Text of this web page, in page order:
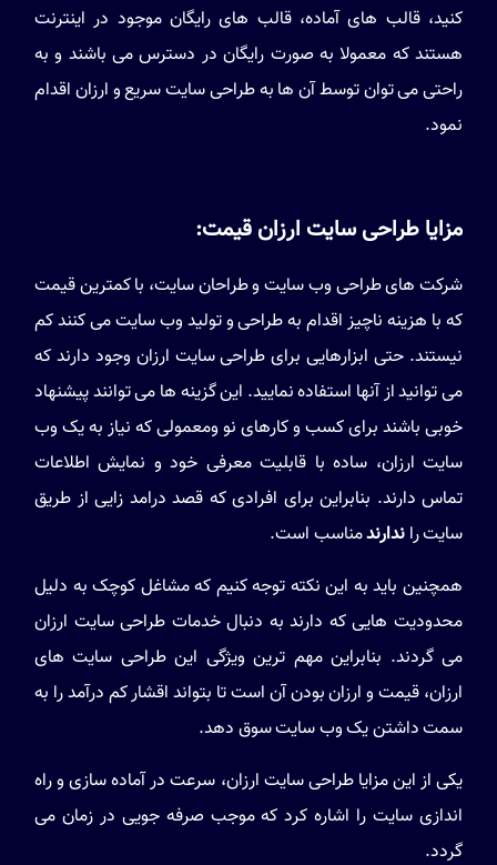
کنید، قالب های آماده، قالب های رایگان موجود در اینترنت
هستند که معمولا به صورت رایگان در دسترس می باشند و به
راحتی می توان توسط آن ها به طراحی سایت سریع و ارزان اقدام
نمود.
مزایا طراحی سایت ارزان قیمت:
شرکت های طراحی وب سایت و طراحان سایت، با کمترین قیمت
که با هزینه ناچیز اقدام به طراحی و تولید وب سایت می کنند کم
نیستند. حتی ابزارهایی برای طراحی سایت ارزان وجود دارند که
می توانید از آنها استفاده نمایید. این گزینه ها می توانند پیشنهاد
خوبی باشند برای کسب و کارهای نو ومعمولی که نیاز به یک وب
سایت ارزان، ساده با قابلیت معرفی خود و نمایش اطلاعات
تماس دارند. بنابراین برای افرادی که قصد درامد زایی از طریق
سایت را ندارندمناسب است.
همچنین باید به این نکته توجه کنیم که مشاغل کوچک به دلیل
محدودیت هایی که دارند به دنبال خدمات طراحی سایت ارزان
می گردند. بنابراین مهم ترین ویژگی این طراحی سایت های
ارزان، قیمت و ارزان بودن آن است تا بتواند اقشار کم درآمد را به
سمت داشتن یک وب سایت سوق دهد.
یکی از این مزایا طراحی سایت ارزان، سرعت در آماده سازی و راه
اندازی سایت را اشاره کرد که موجب صرفه جویی در زمان می
گردد.